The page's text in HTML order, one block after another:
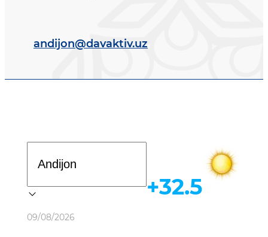
andijon@davaktiv.uz
Ob-havo
09/08/2026
+32.5